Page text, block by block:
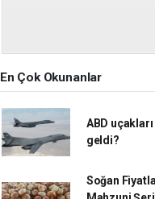
En Çok Okunanlar
ABD
geldi?
Soğan